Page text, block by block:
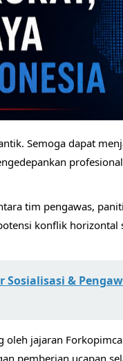
Semoga dapat
tim pengawas,
konflik
Sosialisasi &
jajaran